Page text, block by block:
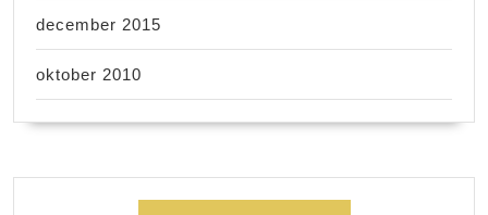
december 2015
oktober 2010